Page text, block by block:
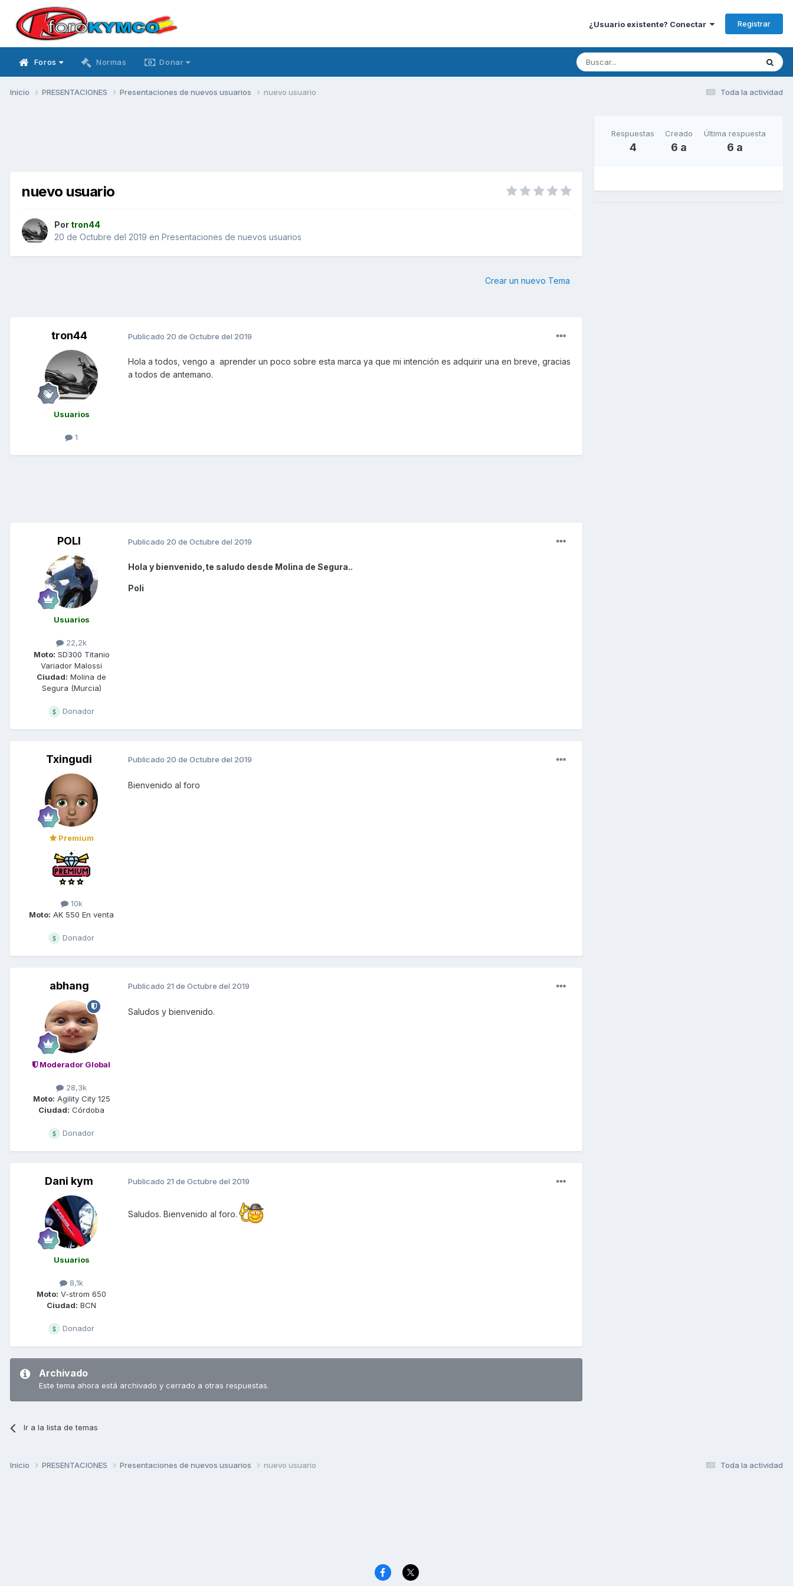
¿Usuario existente? Conectar Registrar
Foros Normas Donar
Toda la actividad
Inicio PRESENTACIONES Presentaciones de nuevos usuarios nuevo usuario
nuevo usuario
Por tron44
20 de Octubre del 2019 en Presentaciones de nuevos usuarios
Crear un nuevo Tema
tron44
Usuarios
1
Publicado 20 de Octubre del 2019
Hola a todos, vengo a aprender un poco sobre esta marca ya que mi intención es adquirir una en breve, gracias
a todos de antemano.
POLI
Usuarios
22,2k
Moto: SD300 Titanio
Variador Malossi
Ciudad: Molina de
Segura (Murcia)
Donador
Publicado 20 de Octubre del 2019
Hola y bienvenido,te saludo desde Molina de Segura..
Poli
Txingudi
Premium
10k
Moto: AK 550 En venta
Donador
Publicado 20 de Octubre del 2019
Bienvenido al foro
abhang
Moderador Global
28,3k
Moto: Agility City 125
Ciudad: Córdoba
Donador
Publicado 21 de Octubre del 2019
Saludos y bienvenido.
Dani kym
Usuarios
8,1k
Moto: V-strom 650
Ciudad: BCN
Donador
Publicado 21 de Octubre del 2019
Saludos. Bienvenido al foro.
Archivado
Este tema ahora está archivado y cerrado a otras respuestas.
Ir a la lista de temas
Respuestas
4
Creado
6 a
Última respuesta
6 a
Toda la actividad
Inicio PRESENTACIONES Presentaciones de nuevos usuarios nuevo usuario